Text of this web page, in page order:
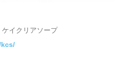
ケイクリアソープ